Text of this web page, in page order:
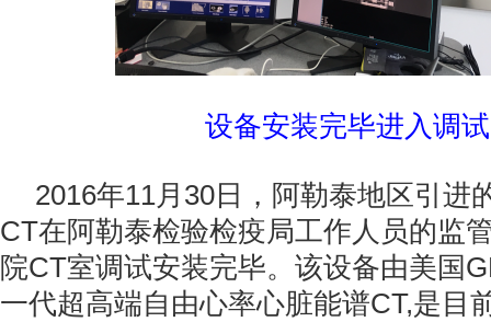
设备安装完毕进入调
2016年11月30日，阿勒泰地区引进
CT在阿勒泰检验检疫局工作人员的监
院CT室调试安装完毕。该设备由美国
一代超高端自由心率心脏能谱CT,是目